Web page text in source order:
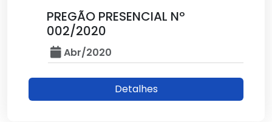
PREGÃO PRESENCIAL Nº
002/2020
Abr/2020
Detalhes